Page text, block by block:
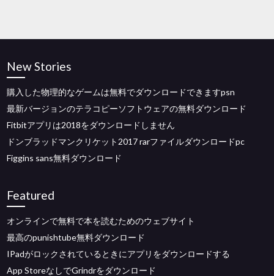
New Stories
購入した物理的なゲームは無料でダウンロードできますpsn
最新バージョンのテラコピーソフトウェアの無料ダウンロード
Fitbitアプリは2018をダウンロードしません
ドンブラッドマンクリケット2017 rarファイルダウンロードpc
Figgins sans無料ダウンロード
Featured
オンラインで無料で本を読むためのウェブサイト
最高のpunishtube無料ダウンロード
IPadがロックされているときにアプリをダウンロードする
App StoreなしでGrindrをダウンロード